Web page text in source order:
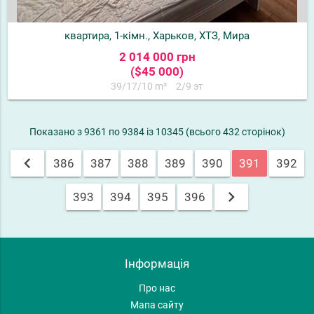
квартира, 1-кімн., Харьков, ХТЗ, Мира
2 014 000 грн
($45 000)
39/17/10 m² 2/9 эт
Показано з 9361 по 9384 із 10345 (всього 432 сторінок)
chevron_left 386 387 388 389 390 391 392
393 394 395 396 chevron_right
Інформація
Про нас
Мапа сайту